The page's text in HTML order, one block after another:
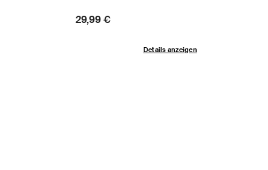
Price:
29,99 €
Details anzeigen